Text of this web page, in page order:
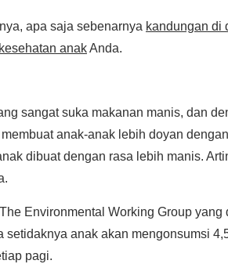
apa saja sebenarnya kandungan di
anakAnda.
sangat suka makanan manis, dan
anak-anak lebih doyan
dibuat dengan rasa lebih manis.
Environmental Working Group
setidaknya anak akan mengonsumsi
pagi.